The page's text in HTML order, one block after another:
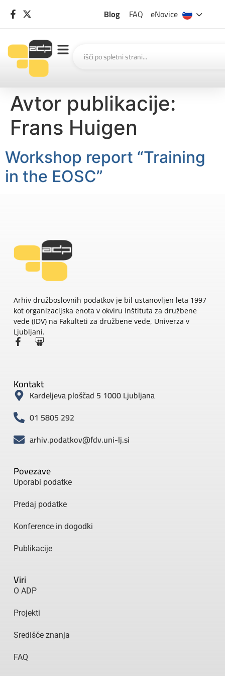
Blog FAQ eNovice
Avtor publikacije:
Frans Huigen
Workshop report “Training
in the EOSC”
Arhiv družboslovnih podatkov je bil ustanovljen leta 1997
kot organizacijska enota v okviru Inštituta za družbene
vede (IDV) na Fakulteti za družbene vede, Univerza v
Ljubljani.
Povezave
Uporabi podatke
Predaj podatke
Konference in dogodki
Publikacije
Viri
O ADP
Projekti
Središče znanja
FAQ
Kontakt
Kardeljeva ploščad 5 1000 Ljubljana
01 5805 292
arhiv.podatkov@fdv.uni-lj.si